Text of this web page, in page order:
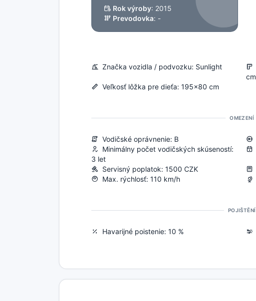
Rok výroby: 2015
Prevodovka: -
Značka vozidla / podvozku: Sunlight
cm
Veľkosť lôžka pre dieťa: 195x80 cm
OMEZENÍ
Vodičské oprávnenie: B
Minimálny počet vodičských skúseností:
3 let
Servisný poplatok: 1500 CZK
Max. rýchlosť: 110 km/h
POJIŠTĚNÍ
Havarijné poistenie: 10 %